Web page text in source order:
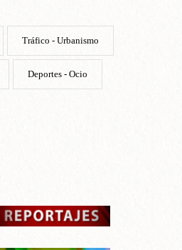
Tráfico - Urbanismo
Deportes - Ocio